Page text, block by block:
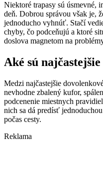
Niektoré trapasy sú úsmevné,
deň. Dobrou správou však je,
jednoducho vyhnúť. Stačí
chyby, čo podceňujú a ktoré
doslova magnetom na
Aké sú
Medzi najčastejšie
nevhodne zbalený kufor,
podcenenie miestnych
nich sa dá predísť
počas cesty.
Reklama